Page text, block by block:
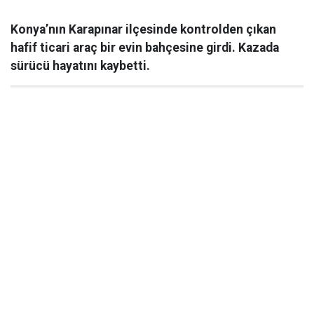
Konya’nın Karapınar ilçesinde kontrolden çıkan
hafif ticari araç bir evin bahçesine girdi. Kazada
sürücü hayatını kaybetti.